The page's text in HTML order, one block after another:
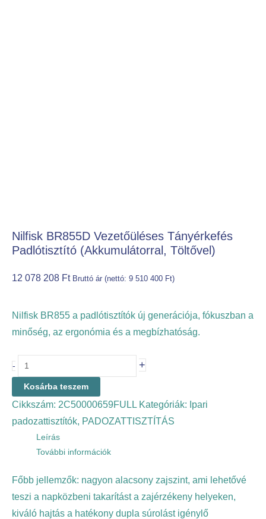
Nilfisk BR855D Vezetőüléses Tányérkefés
Padlótisztító (akkumulátorral, Töltővel)
12 078 208 Ft Bruttó ár (nettó: 9 510 400 Ft)
Nilfisk BR855 a padlótisztítók új generációja, fókuszban a
minőség, az ergonómia és a megbízhatóság.
- +
Kosárba teszem
Cikkszám: 2C50000659FULL Kategóriák: Ipari
padozattisztítók, PADOZATTISZTÍTÁS
Leírás
További információk
Főbb jellemzők: nagyon alacsony zajszint, ami lehetővé
teszi a napközbeni takarítást a zajérzékeny helyeken,
kiváló hajtás a hatékony dupla súrolást igénylő